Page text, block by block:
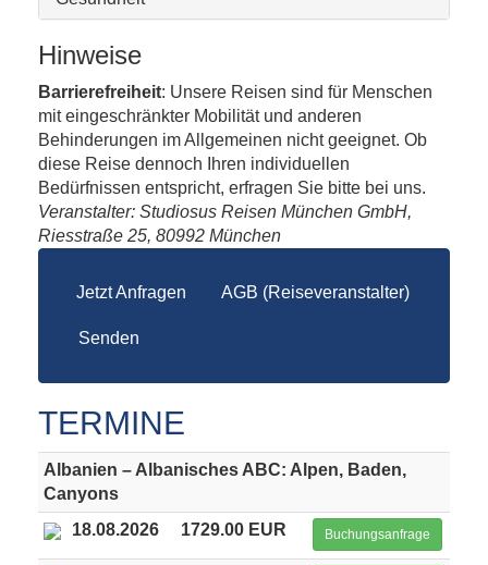
Hinweise
Barrierefreiheit: Unsere Reisen sind für Menschen
mit eingeschränkter Mobilität und anderen
Behinderungen im Allgemeinen nicht geeignet. Ob
diese Reise dennoch Ihren individuellen
Bedürfnissen entspricht, erfragen Sie bitte bei uns.
Veranstalter: Studiosus Reisen München GmbH,
Riesstraße 25, 80992 München
Jetzt Anfragen AGB (Reiseveranstalter)
Senden
TERMINE
Albanien – Albanisches ABC: Alpen, Baden,
Canyons
18.08.2026
1729.00 EUR Buchungsanfrage